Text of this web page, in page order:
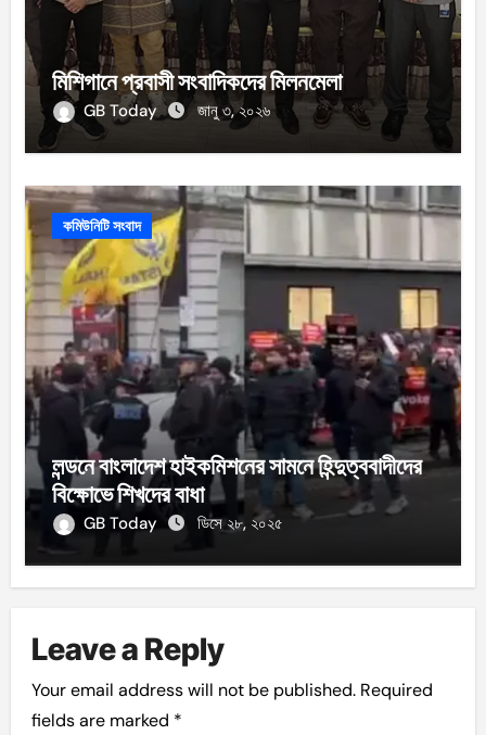
মিশিগানে প্রবাসী সংবাদিকদের মিলনমেলা
GB Today জানু ৩, ২০২৬
কমিউনিটি সংবাদ
লন্ডনে বাংলাদেশ হাইকমিশনের সামনে হিন্দুত্ববাদীদের
বিক্ষোভে শিখদের বাধা
GB Today ডিসে ২৮, ২০২৫
Leave a Reply
Your email address will not be published. Required
fields are marked *